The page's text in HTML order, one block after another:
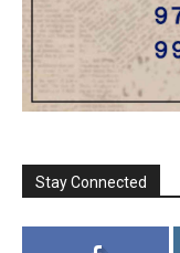
Stay Connected